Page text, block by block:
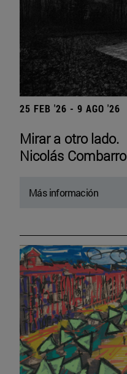
25 FEB '26 - 9 AGO '26
Mirar a otro lado.
Nicolás Combarro
Más información